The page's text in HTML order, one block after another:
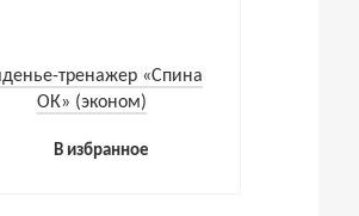
тренажер «Спина
ОК» (эконом)
В избранное